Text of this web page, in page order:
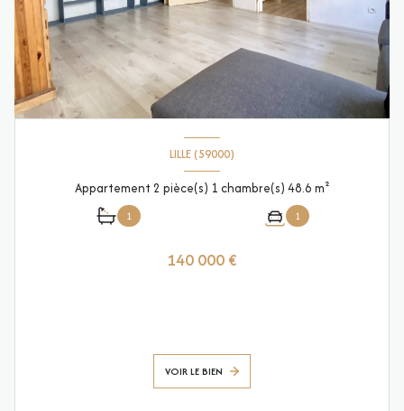
LILLE (59000)
Appartement 2 pièce(s) 1 chambre(s) 48.6 m²
1 1
140 000 €
VOIR LE BIEN